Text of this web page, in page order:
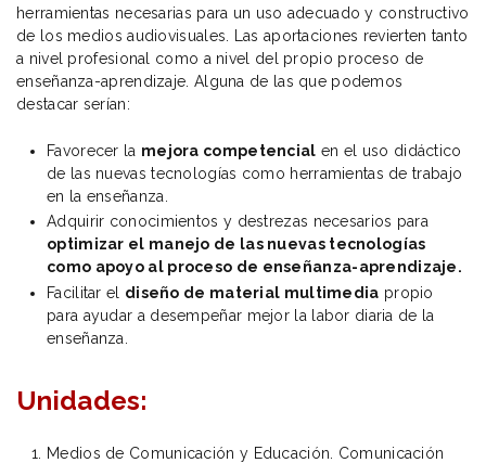
herramientas necesarias para un uso adecuado y constructivo
de los medios audiovisuales. Las aportaciones revierten tanto
a nivel profesional como a nivel del propio proceso de
enseñanza-aprendizaje. Alguna de las que podemos
destacar serían:
Favorecer la mejora competencial en el uso didáctico
de las nuevas tecnologías como herramientas de trabajo
en la enseñanza.
Adquirir conocimientos y destrezas necesarios para
optimizar el manejo de las nuevas tecnologías
como apoyo al proceso de enseñanza-aprendizaje.
Facilitar el diseño de material multimedia propio
para ayudar a desempeñar mejor la labor diaria de la
enseñanza.
Unidades:
Medios de Comunicación y Educación. Comunicación